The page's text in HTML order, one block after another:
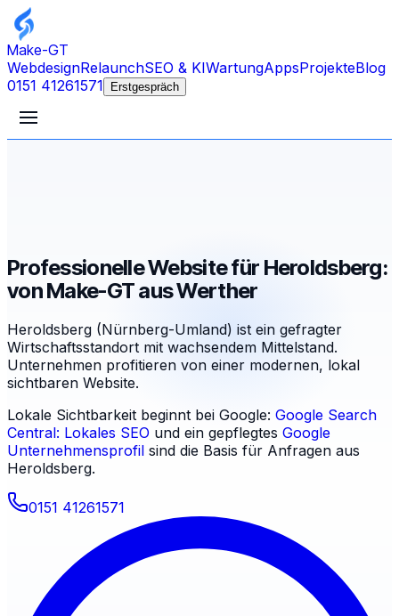
Make-GT
WebdesignRelaunchSEO & KIWartungAppsProjekteBlog
0151 41261571
Erstgespräch
Professionelle Website für Heroldsberg:
von Make-GT aus Werther
Heroldsberg (Nürnberg-Umland) ist ein gefragter
Wirtschaftsstandort mit wachsendem Mittelstand.
Unternehmen profitieren von einer modernen, lokal
sichtbaren Website.
Lokale Sichtbarkeit beginnt bei Google: Google Search
Central: Lokales SEO und ein gepflegtes Google
Unternehmensprofil sind die Basis für Anfragen aus
Heroldsberg.
0151 41261571